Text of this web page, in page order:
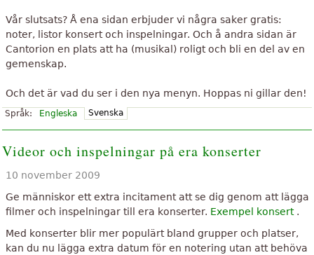
Vår slutsats? Å ena sidan erbjuder vi några saker gratis:
noter, listor konsert och inspelningar. Och å andra sidan är
Cantorion en plats att ha (musikal) roligt och bli en del av en
gemenskap.
Och det är vad du ser i den nya menyn. Hoppas ni gillar den!
Språk: Engleska Svenska
Videor och inspelningar på era konserter
10 november 2009
Ge människor ett extra incitament att se dig genom att lägga
filmer och inspelningar till era konserter. Exempel konsert.
Med konserter blir mer populärt bland grupper och platser,
kan du nu lägga extra datum för en notering utan att behöva